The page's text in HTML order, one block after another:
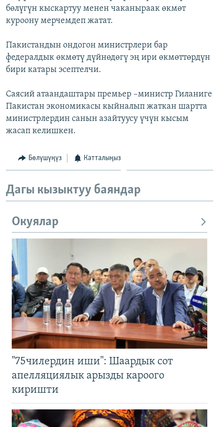
АЗАТТЫК+
ЫҢГАЙСЫЗ СУРООЛОР
ЭЕ/АРнун бардык сайттары
бөлүгүн кыскартуу менен чаканыраак өкмөт
куроону мерчемдеп жатат.
Пакистандын ондогон министрлери бар
федералдык өкмөтү дүйнөдөгү эң ири өкмөттөрдүн
бири катары эсептелчи.
Саясий атаандаштары премьер –министр Гиланиге
Пакистан экономикасы кыйналып жаткан шартта
министрлердин санын азайтуусу үчүн кысым
жасап келишкен.
Бөлүшүңүз Катталыңыз
Дагы кызыктуу баяндар
Окуялар
"75чилердин иши": Шаардык сот
апелляциялык арызды кароого
киришти